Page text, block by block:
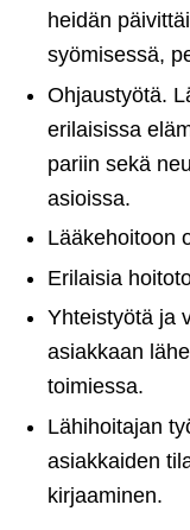
heidän
syömisessä,
Ohjaustyötä.
erilaisissa
pariin sekä
asioissa.
Lääkehoitoon
Erilaisia
Yhteistyötä ja
asiakkaan
toimiessa.
Lähihoitajan
asiakkaiden
kirjaaminen.